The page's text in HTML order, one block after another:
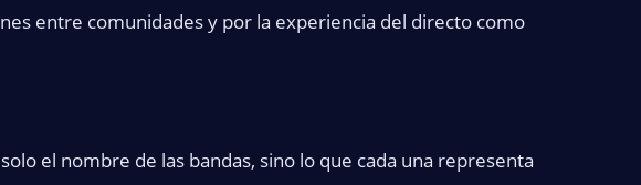
entre comunidades y por la experiencia del directo como
el nombre de las bandas, sino lo que cada una representa